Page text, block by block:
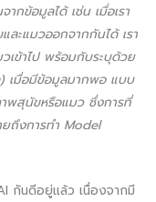
กข้อมูลได้ เช่น เมื่อเรา
ละแมวออกจากกันได้ เรา
เข้าไป พร้อมกับระบุด้วย
เมื่อมีข้อมูลมากพอ แบบ
าพสุนัขหรือแมว ซึ่งการที่
ยถึงการทำ Model
กันดีอยู่แล้ว เนื่องจากมี